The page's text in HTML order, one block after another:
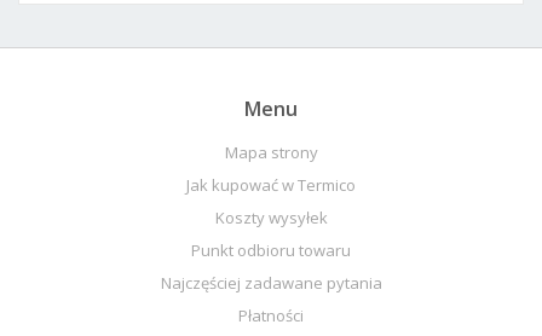
Menu
Mapa strony
Jak kupować w Termico
Koszty wysyłek
Punkt odbioru towaru
Najczęściej zadawane pytania
Płatności